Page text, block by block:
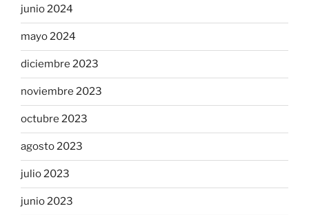
junio 2024
mayo 2024
diciembre 2023
noviembre 2023
octubre 2023
agosto 2023
julio 2023
junio 2023